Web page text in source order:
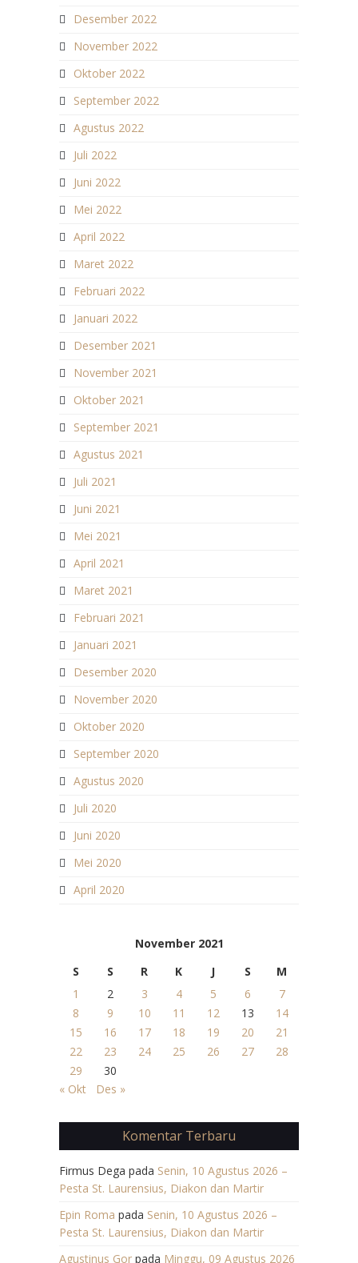
Desember 2022
November 2022
Oktober 2022
September 2022
Agustus 2022
Juli 2022
Juni 2022
Mei 2022
April 2022
Maret 2022
Februari 2022
Januari 2022
Desember 2021
November 2021
Oktober 2021
September 2021
Agustus 2021
Juli 2021
Juni 2021
Mei 2021
April 2021
Maret 2021
Februari 2021
Januari 2021
Desember 2020
November 2020
Oktober 2020
September 2020
Agustus 2020
Juli 2020
Juni 2020
Mei 2020
April 2020
November 2021
S
S R K J S
M
1
2 3 4 5 6
7
8
9 10 11 12 13
14
15
16 17 18 19 20
21
22
23 24 25 26 27
28
29
30
« Okt
Des »
Komentar Terbaru
Firmus Dega pada Senin, 10 Agustus 2026 –
Pesta St. Laurensius, Diakon dan Martir
Epin Roma pada Senin, 10 Agustus 2026 –
Pesta St. Laurensius, Diakon dan Martir
Agustinus Gor pada Minggu, 09 Agustus 2026